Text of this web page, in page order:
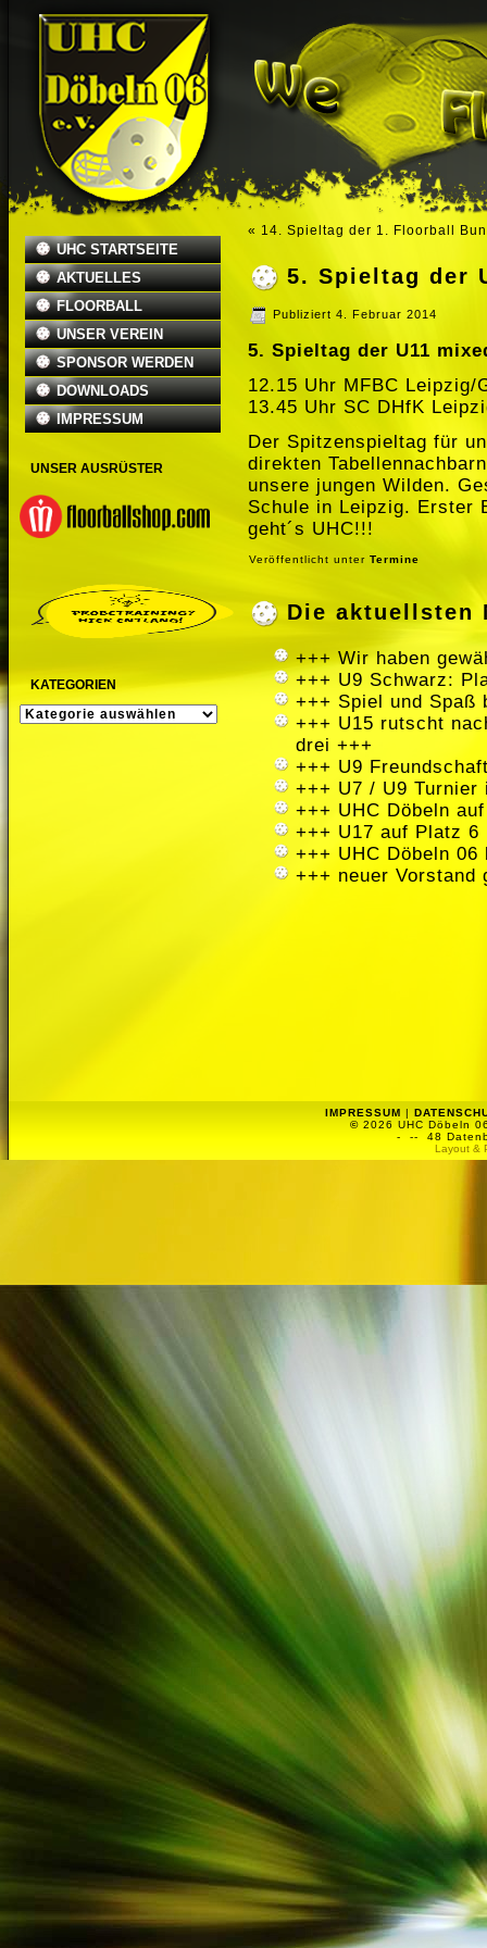
UHC STARTSEITE
AKTUELLES
FLOORBALL
UNSER VEREIN
SPONSOR WERDEN
DOWNLOADS
IMPRESSUM
UNSER AUSRÜSTER
KATEGORIEN
KATEGORIEN
« 14. Spieltag der 1. Floorball
5. Spieltag der
Publiziert 4. Februar 2014
5. Spieltag der U11
12.15 Uhr MFBC Leipzig/
13.45 Uhr SC DHfK
Der Spitzenspieltag für
direkten
unsere jungen Wilden.
Schule in Leipzig. Erster
geht´s UHC!!!
Veröffentlicht unter Termine
Die aktuellsten
+++ Wir haben
+++ U9 Schwarz:
+++ Spiel und Spaß
+++ U15 rutscht
drei +++
+++ U9
+++ U7 / U9 Turnier
+++ UHC Döbeln
+++ U17 auf Platz
+++ UHC Döbeln
+++ neuer Vorstand
IMPRESSUM |
© 2026 UHC Döbeln
-
-- 48
Layout &